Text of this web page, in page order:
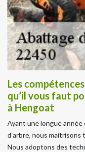
Les
qu’il vous faut
à Hengoat
Ayant une longue année
d’arbre, nous
Nous adoptons des